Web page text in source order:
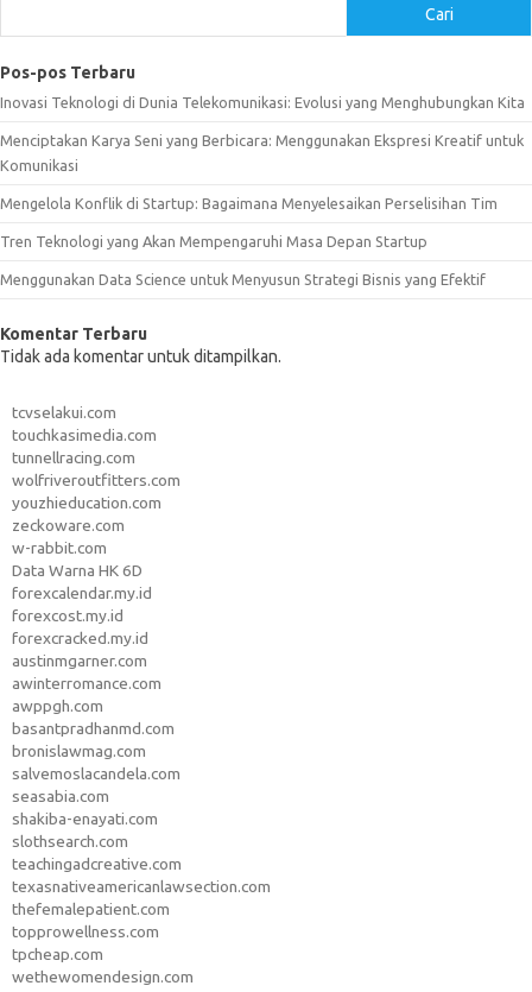
Cari
Pos-pos Terbaru
Inovasi Teknologi di Dunia Telekomunikasi: Evolusi yang Menghubungkan Kita
Menciptakan Karya Seni yang Berbicara: Menggunakan Ekspresi Kreatif untuk
Komunikasi
Mengelola Konflik di Startup: Bagaimana Menyelesaikan Perselisihan Tim
Tren Teknologi yang Akan Mempengaruhi Masa Depan Startup
Menggunakan Data Science untuk Menyusun Strategi Bisnis yang Efektif
Komentar Terbaru
Tidak ada komentar untuk ditampilkan.
tcvselakui.com
touchkasimedia.com
tunnellracing.com
wolfriveroutfitters.com
youzhieducation.com
zeckoware.com
w-rabbit.com
Data Warna HK 6D
forexcalendar.my.id
forexcost.my.id
forexcracked.my.id
austinmgarner.com
awinterromance.com
awppgh.com
basantpradhanmd.com
bronislawmag.com
salvemoslacandela.com
seasabia.com
shakiba-enayati.com
slothsearch.com
teachingadcreative.com
texasnativeamericanlawsection.com
thefemalepatient.com
topprowellness.com
tpcheap.com
wethewomendesign.com